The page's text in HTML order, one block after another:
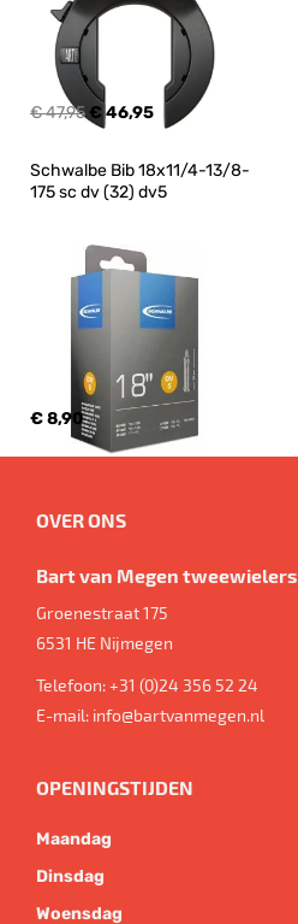
€ 47,95€ 46,95
Schwalbe Bib 18x11/4-13/8-
175 sc dv (32) dv5
€ 8,90
OVER ONS
Bart van Megen tweewielers
Groenestraat 175
6531 HE Nijmegen
Telefoon:+31 (0)24 356 52 24
E-mail: info@bartvanmegen.nl
OPENINGSTIJDEN
Maandag
Dinsdag
Woensdag